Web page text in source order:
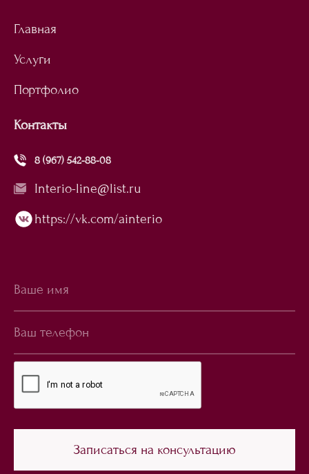
Главная
Услуги
Портфолио
Контакты
8 (967) 542-88-08
Interio-line@list.ru
https://vk.com/ainterio